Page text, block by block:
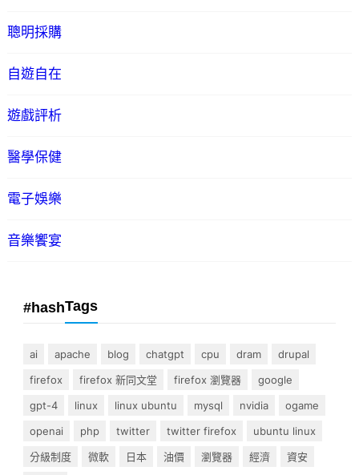
聰明採購
自遊自在
遊戲評析
醫學保健
電子娛樂
音樂饗宴
#hashTags
ai apache blog chatgpt cpu dram
drupal
firefox
firefox 新同文堂 firefox 瀏覽器
google
gpt-4
linux linux ubuntu mysql nvidia
ogame
openai
php twitter twitter firefox
ubuntu linux
分級制度
微軟 日本 油價 瀏覽器 經濟
資安